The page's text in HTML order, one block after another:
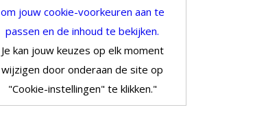
om jouw cookie-voorkeuren aan te
passen en de inhoud te bekijken.
Je kan jouw keuzes op elk moment
wijzigen door onderaan de site op
"Cookie-instellingen" te klikken."